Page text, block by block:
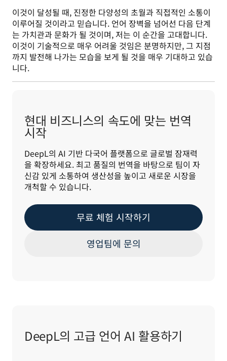
이것이 달성될 때, 진정한 다양성의 초월과 직접적인 소통이
이루어질 것이라고 믿습니다. 언어 장벽을 넘어선 다음 단계
는 가치관과 문화가 될 것이며, 저는 이 순간을 고대합니다.
이것이 기술적으로 매우 어려울 것임은 분명하지만, 그 지점
까지 발전해 나가는 모습을 보게 될 것을 매우 기대하고 있습
니다.
현대 비즈니스의 속도에 맞는 번역
시작
DeepL의 AI 기반 다국어 플랫폼으로 글로벌 잠재력
을 확장하세요. 최고 품질의 번역을 바탕으로 팀이 자
신감 있게 소통하여 생산성을 높이고 새로운 시장을
개척할 수 있습니다.
무료 체험 시작하기
영업팀에 문의
DeepL의 고급 언어 AI 활용하기